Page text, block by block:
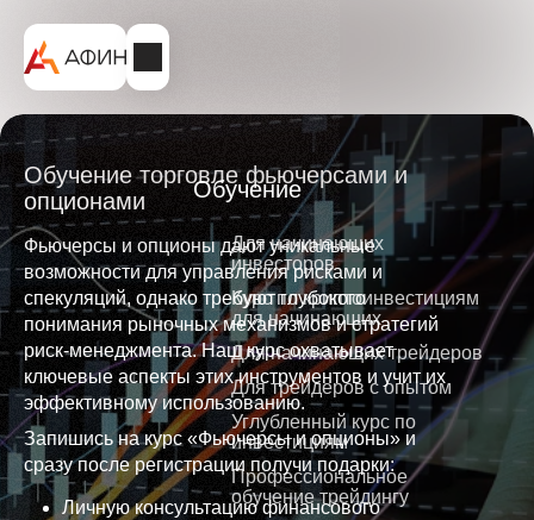
Обучение
Для начинающих
инвесторов
Курс по криптоинвестициям
для начинающих
Для начинающих трейдеров
Для трейдеров с опытом
Углубленный курс по
инвестициям
Профессиональное
обучение трейдингу
Обучение торговле фьючерсами и
опционами
Фьючерсы и опционы дают уникальные
возможности для управления рисками и
спекуляций, однако требуют глубокого
понимания рыночных механизмов и стратегий
риск-менеджмента. Наш курс охватывает
ключевые аспекты этих инструментов и учит их
эффективному использованию.
Запишись на курс «Фьючерсы и опционы» и
сразу после регистрации получи подарки:
Личную консультацию финансового